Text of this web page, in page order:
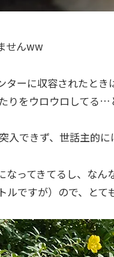
せんww
ターに収容されたとき
りをウロウロしてる…
入できず、世話主的
なってきてるし、な
ルですが）ので、とて